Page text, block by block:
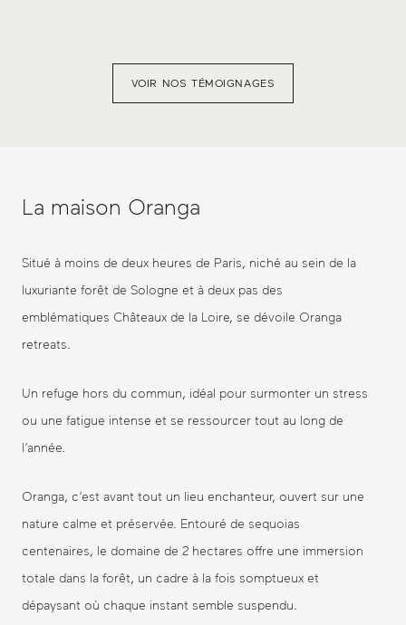
VOIR NOS TÉMOIGNAGES
La maison Oranga
Situé à moins de deux heures de Paris, niché au sein de la
luxuriante forêt de Sologne et à deux pas des
emblématiques Châteaux de la Loire, se dévoile Oranga
retreats.
Un refuge hors du commun, idéal pour surmonter un stress
ou une fatigue intense et se ressourcer tout au long de
l’année.
Oranga, c’est avant tout un lieu enchanteur, ouvert sur une
nature calme et préservée. Entouré de sequoias
centenaires, le domaine de 2 hectares offre une immersion
totale dans la forêt, un cadre à la fois somptueux et
dépaysant où chaque instant semble suspendu.